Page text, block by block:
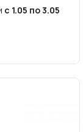
с 1.05 по 3.05